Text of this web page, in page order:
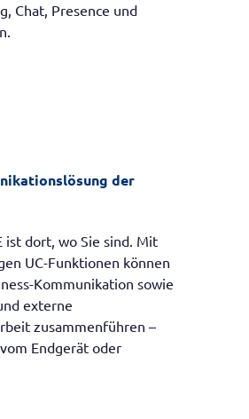
Chat, Presence und
der
ist dort, wo Sie sind. Mit
UC-Funktionen können
Kommunikation sowie
externe
zusammenführen –
Endgerät oder